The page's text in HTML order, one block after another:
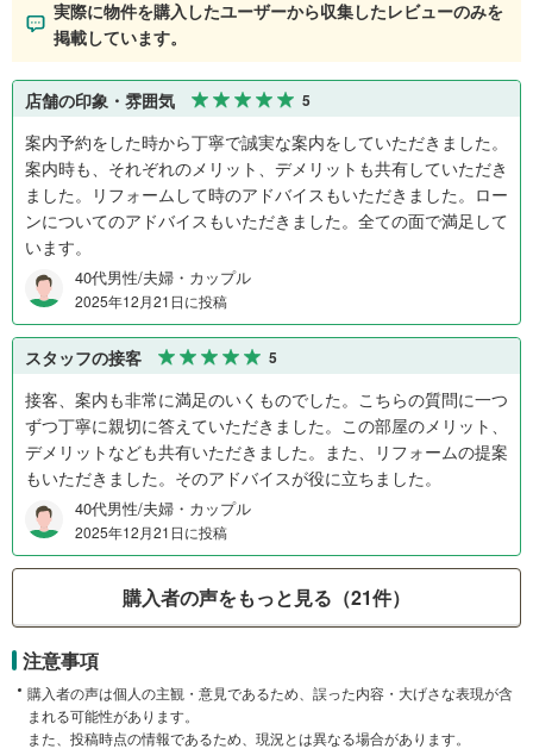
実際に物件を購入したユーザーから収集したレビューのみを
掲載しています。
店舗の印象・雰囲気 5
案内予約をした時から丁寧で誠実な案内をしていただきました。
案内時も、それぞれのメリット、デメリットも共有していただき
ました。リフォームして時のアドバイスもいただきました。ロー
ンについてのアドバイスもいただきました。全ての面で満足して
います。
40代男性/夫婦・カップル
2025年12月21日に投稿
スタッフの接客 5
接客、案内も非常に満足のいくものでした。こちらの質問に一つ
ずつ丁寧に親切に答えていただきました。この部屋のメリット、
デメリットなども共有いただきました。また、リフォームの提案
もいただきました。そのアドバイスが役に立ちました。
40代男性/夫婦・カップル
2025年12月21日に投稿
購入者の声をもっと見る（21件）
注意事項
購入者の声は個人の主観・意見であるため、誤った内容・大げさな表現が含
まれる可能性があります。
また、投稿時点の情報であるため、現況とは異なる場合があります。